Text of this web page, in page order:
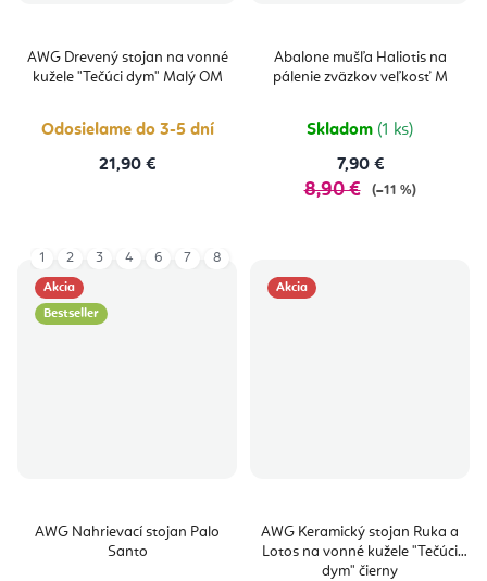
AWG Drevený stojan na vonné
kužele "Tečúci dym" Malý OM
Odosielame do 3-5 dní
21,90 €
Abalone mušľa Haliotis na
pálenie zväzkov veľkosť M
Skladom (1 ks)
7,90 €
8,90 € (–11 %)
Akcia
Bestseller
AWG Nahrievací stojan Palo
Santo
1 2 3 4 6 7 8
Akcia
AWG Keramický stojan Ruka a
Lotos na vonné kužele "Tečúci
dym" čierny